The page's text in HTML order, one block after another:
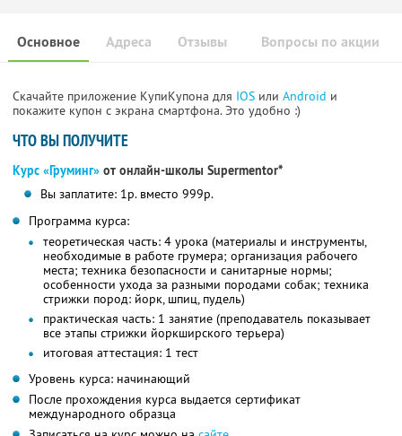
Основное Отзывы Вопросы по акции
Адреса
Скачайте приложение КупиКупона для IOS или Android и
покажите купон с экрана смартфона. Это удобно :)
ЧТО ВЫ ПОЛУЧИТЕ
Курс «Груминг» от онлайн-школы Supermentor*
Вы заплатите: 1р. вместо 999р.
Программа курса:
теоретическая часть: 4 урока (материалы и инструменты,
необходимые в работе грумера; организация рабочего
места; техника безопасности и санитарные нормы;
особенности ухода за разными породами собак; техника
стрижки пород: йорк, шпиц, пудель)
практическая часть: 1 занятие (преподаватель показывает
все этапы стрижки йоркширского терьера)
итоговая аттестация: 1 тест
Уровень курса: начинающий
После прохождения курса выдается сертификат
международного образца